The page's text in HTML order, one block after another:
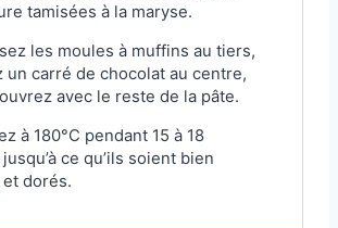
tamisées à la maryse.
les moules à muffins au tiers,
un carré de chocolat au centre,
avec le reste de la pâte.
à 180°C pendant 15 à 18
ce qu’ils soient bien
dorés.